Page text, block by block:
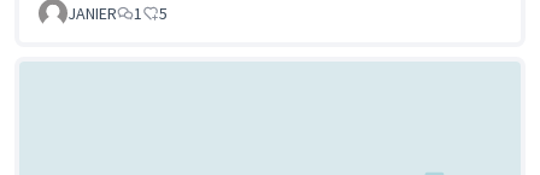
JANIER 1 5